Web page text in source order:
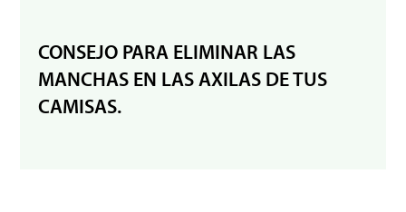
CONSEJO PARA ELIMINAR LAS
MANCHAS EN LAS AXILAS DE TUS
CAMISAS.